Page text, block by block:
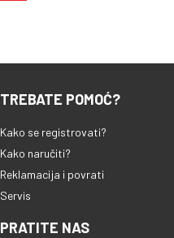
TREBATE POMOĆ?
Kako se registrovati?
Kako naručiti?
Reklamacija i povrati
Servis
PRATITE NAS